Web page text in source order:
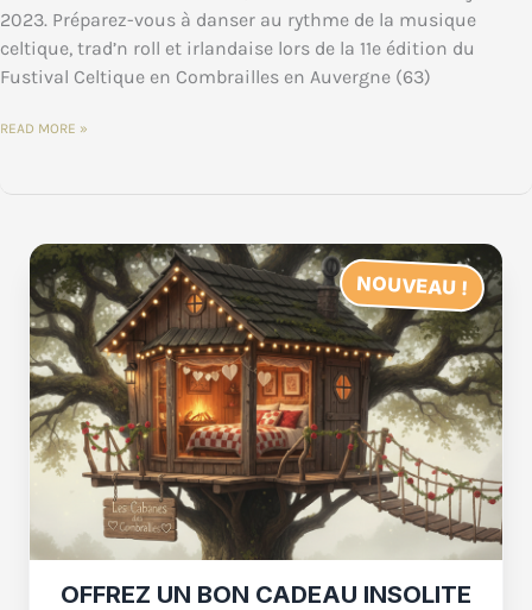
2023. Préparez-vous à danser au rythme de la musique
celtique, trad’n roll et irlandaise lors de la 11e édition du
Fustival Celtique en Combrailles en Auvergne (63)
FESTIVAL
RÉSERVEZ
READ MORE »
NOUVEAU !
OFFREZ UN BON CADEAU INSOLITE